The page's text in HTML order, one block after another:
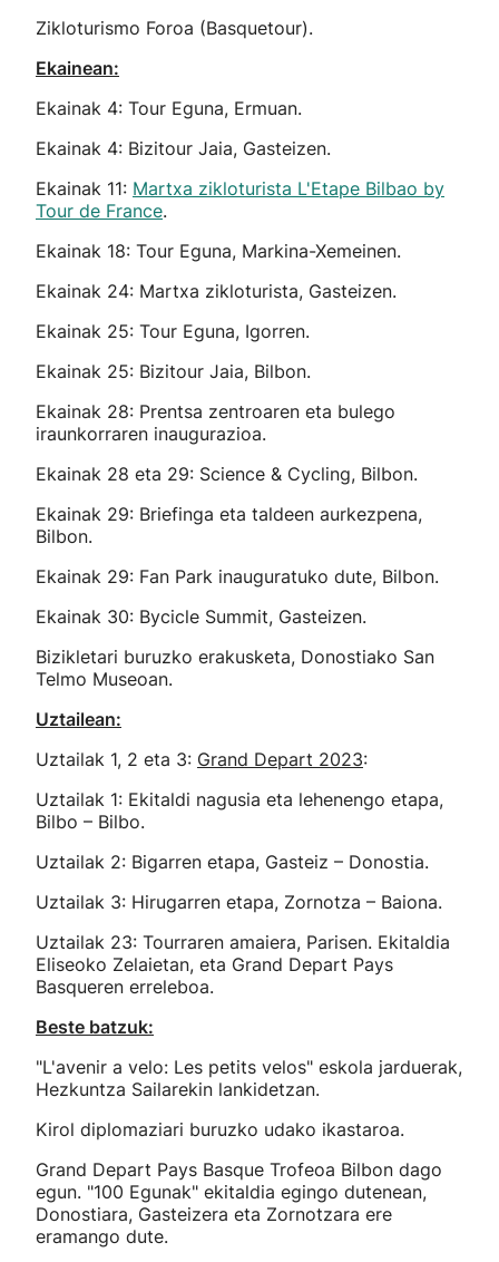
Zikloturismo Foroa (Basquetour).
Ekainean:
Ekainak 4: Tour Eguna, Ermuan.
Ekainak 4: Bizitour Jaia, Gasteizen.
Ekainak 11: Martxa zikloturista L'Etape Bilbao by
Tour de France.
Ekainak 18: Tour Eguna, Markina-Xemeinen.
Ekainak 24: Martxa zikloturista, Gasteizen.
Ekainak 25: Tour Eguna, Igorren.
Ekainak 25: Bizitour Jaia, Bilbon.
Ekainak 28: Prentsa zentroaren eta bulego
iraunkorraren inaugurazioa.
Ekainak 28 eta 29: Science & Cycling, Bilbon.
Ekainak 29: Briefinga eta taldeen aurkezpena,
Bilbon.
Ekainak 29: Fan Park inauguratuko dute, Bilbon.
Ekainak 30: Bycicle Summit, Gasteizen.
Bizikletari buruzko erakusketa, Donostiako San
Telmo Museoan.
Uztailean:
Uztailak 1, 2 eta 3: Grand Depart 2023:
Uztailak 1: Ekitaldi nagusia eta lehenengo etapa,
Bilbo – Bilbo.
Uztailak 2: Bigarren etapa, Gasteiz – Donostia.
Uztailak 3: Hirugarren etapa, Zornotza – Baiona.
Uztailak 23: Tourraren amaiera, Parisen. Ekitaldia
Eliseoko Zelaietan, eta Grand Depart Pays
Basqueren erreleboa.
Beste batzuk:
"L'avenir a velo: Les petits velos" eskola jarduerak,
Hezkuntza Sailarekin lankidetzan.
Kirol diplomaziari buruzko udako ikastaroa.
Grand Depart Pays Basque Trofeoa Bilbon dago
egun. "100 Egunak" ekitaldia egingo dutenean,
Donostiara, Gasteizera eta Zornotzara ere
eramango dute.